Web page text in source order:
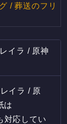
イラ / 原神
イラ / 原
は
対応してい